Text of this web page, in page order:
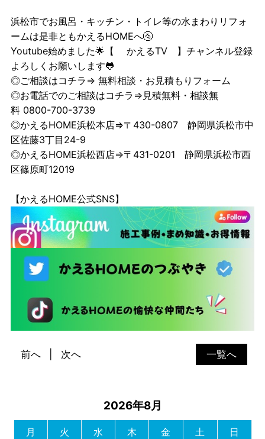
浜松市でお風呂・キッチン・トイレ等の水まわりリフォ
ームは是非ともかえるHOMEへ🚰
Youtube始めました🌟【 かえるTV】チャンネル登録
よろしくお願いします🐸
◎ご相談はコチラ⇒ 無料相談・お見積もりフォーム
◎お電話でのご相談はコチラ⇒見積無料・相談無
料 0800-700-3739
◎かえるHOME浜松本店⇒〒430-0807 静岡県浜松市中
区佐藤3丁目24-9
◎かえるHOME浜松西店⇒〒431-0201 静岡県浜松市西
区篠原町12019
【かえるHOME公式SNS】
一覧へ
前へ 次へ
2026年8月
月 火 水 木 金 土 日